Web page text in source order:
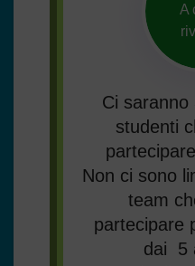
A
Ci saranno
studenti
Non ci sono
team
partecipare
dai 5